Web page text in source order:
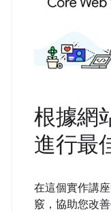
根據網
進行最
在這個實作講
竅，協助您改